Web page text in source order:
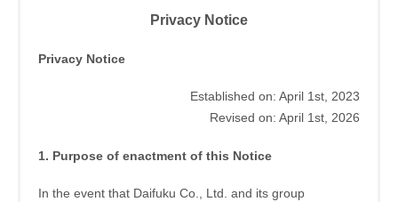
Privacy Notice
Privacy Notice
Established on: April 1st, 2023
Revised on: April 1st, 2026
1. Purpose of enactment of this Notice
In the event that Daifuku Co., Ltd. and its group